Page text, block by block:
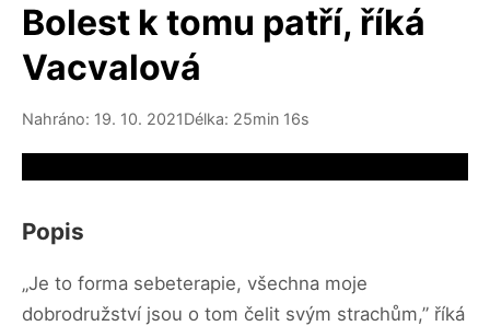
Bolest k tomu patří, říká
Vacvalová
Nahráno: 19. 10. 2021Délka: 25min 16s
Popis
„Je to forma sebeterapie, všechna moje
dobrodružství jsou o tom čelit svým strachům,” říká